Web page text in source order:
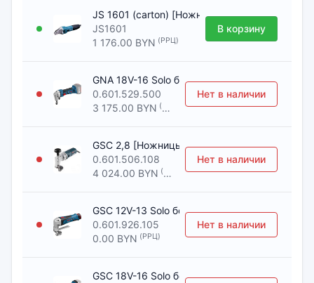
JS 1601 (carton) [Ножницы листовые MAKITA]
JS1601
1 176.00 BYN (РРЦ)
В корзину
GNA 18V-16 Solo без АКБ и ЗУ [Ножницы
0.601.529.500
3 175.00 BYN (РРЦ)
Нет в наличии
GSC 2,8 [Ножницы листовые BOSCH]
0.601.506.108
4 024.00 BYN (РРЦ)
Нет в наличии
GSC 12V-13 Solo без АКБ и ЗУ [Ножницы
0.601.926.105
0.00 BYN (РРЦ)
Нет в наличии
GSC 18V-16 Solo без АКБ и ЗУ [Ножницы